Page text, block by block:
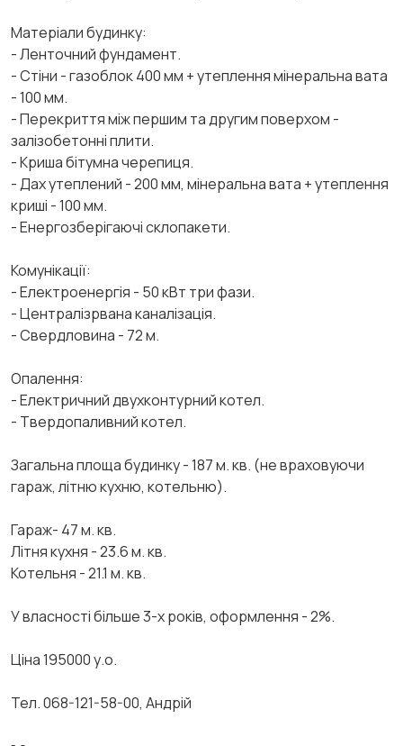
Матеріали будинку:
- Ленточний фундамент.
- Стіни - газоблок 400 мм + утеплення мінеральна вата
- 100 мм.
- Перекриття між першим та другим поверхом -
залізобетонні плити.
- Криша бітумна черепиця.
- Дах утеплений - 200 мм, мінеральна вата + утеплення
криші - 100 мм.
- Енергозберігаючі склопакети.
Комунікації:
- Електроенергія - 50 кВт три фази.
- Централізрвана каналізація.
- Свердловина - 72 м.
Опалення:
- Електричний двухконтурний котел.
- Твердопаливний котел.
Загальна площа будинку - 187 м. кв. (не враховуючи
гараж, літню кухню, котельню).
Гараж- 47 м. кв.
Літня кухня - 23.6 м. кв.
Котельня - 21.1 м. кв.
У власності більше 3-х років, оформлення - 2%.
Ціна 195000 у.о.
Тел. 068-121-58-00, Андрій